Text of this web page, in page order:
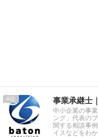
4 事業承継士
中小企業の事
ング」代表の
関する相談事
イスなどをわ